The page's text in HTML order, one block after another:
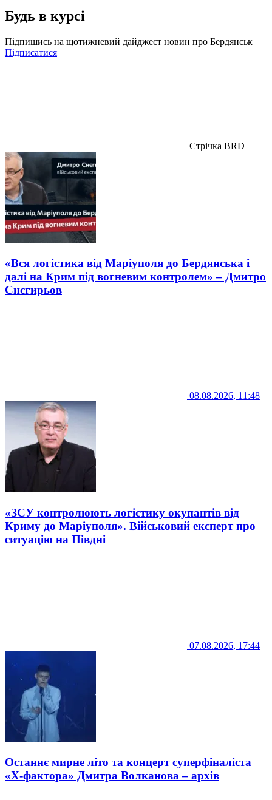
Будь в курсі
Підпишись на щотижневий дайджест новин про Бердянськ
Підписатися
Стрічка BRD
«Вся логістика від Маріуполя до Бердянська і
далі на Крим під вогневим контролем» – Дмитро
Снєгирьов
08.08.2026, 11:48
«ЗСУ контролюють логістику окупантів від
Криму до Маріуполя». Військовий експерт про
ситуацію на Півдні
07.08.2026, 17:44
Останнє мирне літо та концерт суперфіналіста
«Х-фактора» Дмитра Волканова – архів